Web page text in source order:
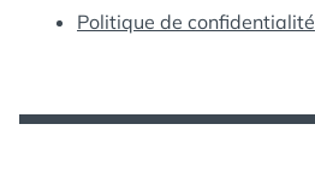
Politique de confidentialité